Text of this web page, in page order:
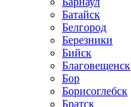
Батайск
Белгород
Березники
Бийск
Благовещенск
Бор
Борисоглебск
Братск